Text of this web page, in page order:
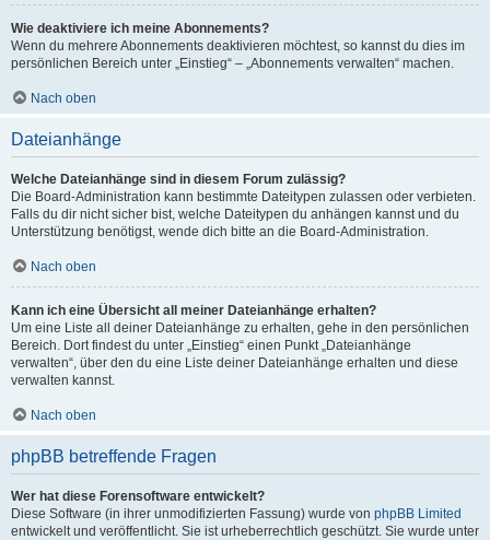
Wie deaktiviere ich meine Abonnements?
Wenn du mehrere Abonnements deaktivieren möchtest, so kannst du dies im
persönlichen Bereich unter „Einstieg“ – „Abonnements verwalten“ machen.
Nach oben
Dateianhänge
Welche Dateianhänge sind in diesem Forum zulässig?
Die Board-Administration kann bestimmte Dateitypen zulassen oder verbieten.
Falls du dir nicht sicher bist, welche Dateitypen du anhängen kannst und du
Unterstützung benötigst, wende dich bitte an die Board-Administration.
Nach oben
Kann ich eine Übersicht all meiner Dateianhänge erhalten?
Um eine Liste all deiner Dateianhänge zu erhalten, gehe in den persönlichen
Bereich. Dort findest du unter „Einstieg“ einen Punkt „Dateianhänge
verwalten“, über den du eine Liste deiner Dateianhänge erhalten und diese
verwalten kannst.
Nach oben
phpBB betreffende Fragen
Wer hat diese Forensoftware entwickelt?
Diese Software (in ihrer unmodifizierten Fassung) wurde von phpBB Limited
entwickelt und veröffentlicht. Sie ist urheberrechtlich geschützt. Sie wurde unter